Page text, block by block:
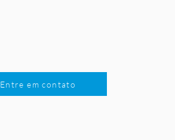
Entre em contato